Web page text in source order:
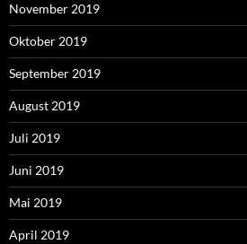
November 2019
Oktober 2019
September 2019
August 2019
Juli 2019
Juni 2019
Mai 2019
April 2019